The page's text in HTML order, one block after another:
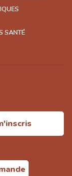
SANTÉ